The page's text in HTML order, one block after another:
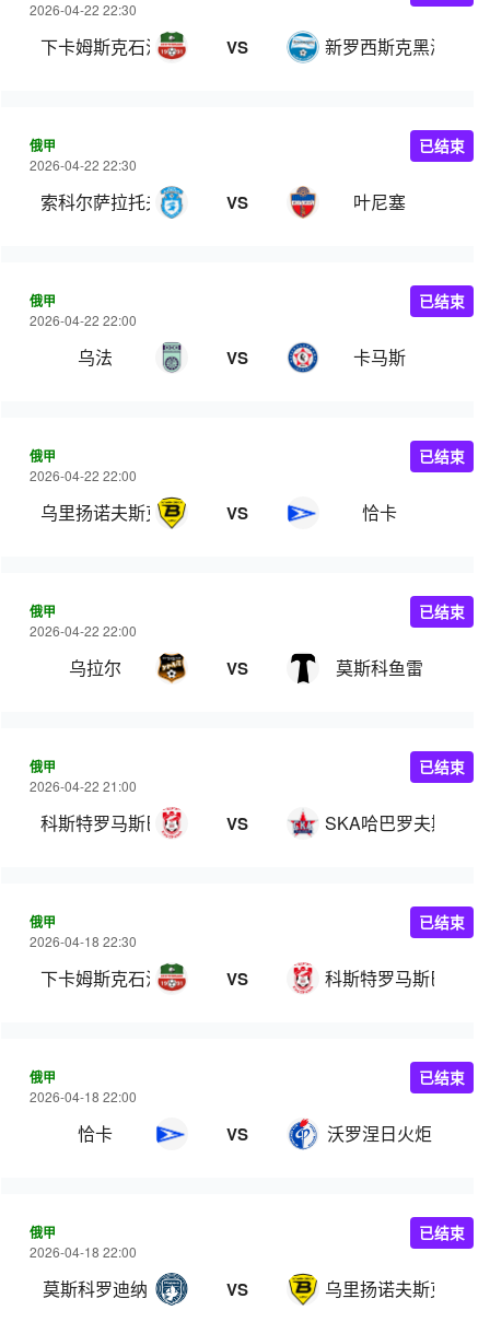
2026-04-22 22:30
下卡姆斯克石油 VS 新罗西斯克黑海人
俄甲
2026-04-22 22:30
索科尔萨拉托夫 VS 叶尼塞
已结束
俄甲
2026-04-22 22:00
乌法 VS 卡马斯
已结束
俄甲
2026-04-22 22:00
乌里扬诺夫斯克伏尔加 VS 恰卡
已结束
俄甲
2026-04-22 22:00
乌拉尔 VS 莫斯科鱼雷
已结束
俄甲
2026-04-22 21:00
科斯特罗马斯巴达 VS SKA哈巴罗夫斯克
已结束
俄甲
2026-04-18 22:30
下卡姆斯克石油 VS 科斯特罗马斯巴达
已结束
俄甲
2026-04-18 22:00
恰卡 VS 沃罗涅日火炬
已结束
俄甲
2026-04-18 22:00
莫斯科罗迪纳 VS 乌里扬诺夫斯克伏尔
已结束